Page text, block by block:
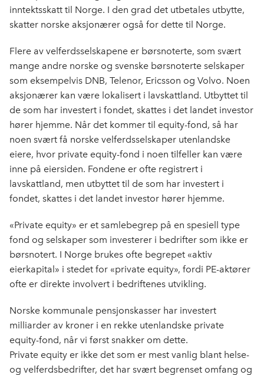
inntektsskatt til Norge. I den grad det utbetales utbytte,
skatter norske aksjonærer også for dette til Norge.
Flere av velferdsselskapene er børsnoterte, som svært
mange andre norske og svenske børsnoterte selskaper
som eksempelvis DNB, Telenor, Ericsson og Volvo. Noen
aksjonærer kan være lokalisert i lavskattland. Utbyttet til
de som har investert i fondet, skattes i det landet investor
hører hjemme. Når det kommer til equity-fond, så har
noen svært få norske velferdsselskaper utenlandske
eiere, hvor private equity-fond i noen tilfeller kan være
inne på eiersiden. Fondene er ofte registrert i
lavskattland, men utbyttet til de som har investert i
fondet, skattes i det landet investor hører hjemme.
«Private equity» er et samlebegrep på en spesiell type
fond og selskaper som investerer i bedrifter som ikke er
børsnotert. I Norge brukes ofte begrepet «aktiv
eierkapital» i stedet for «private equity», fordi PE-aktører
ofte er direkte involvert i bedriftenes utvikling.
Norske kommunale pensjonskasser har investert
milliarder av kroner i en rekke utenlandske private
equity-fond, når vi først snakker om dette.
Private equity er ikke det som er mest vanlig blant helse-
og velferdsbedrifter, det har svært begrenset omfang og